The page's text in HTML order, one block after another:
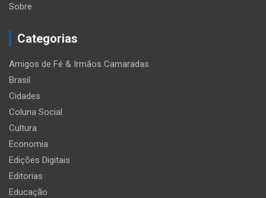
Sobre
Categorias
Amigos de Fé & Irmãos Camaradas
Brasil
Cidades
Coluna Social
Cultura
Economia
Edições Digitais
Editorias
Educação